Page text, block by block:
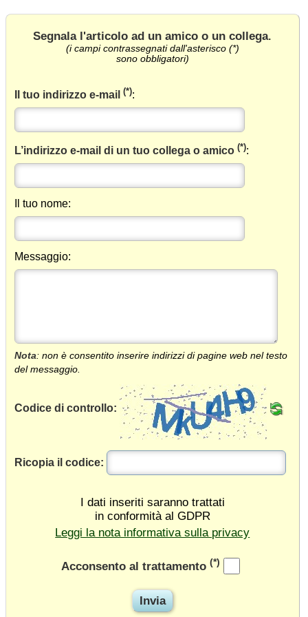
Segnala l'articolo ad un amico o un collega.
(i campi contrassegnati dall'asterisco (*)
sono obbligatori)
Il tuo indirizzo e-mail(*):
L’indirizzo e-mail di un tuo collega o amico(*):
Il tuo nome:
Messaggio:
Nota: non è consentito inserire indirizzi di pagine web nel testo
del messaggio.
Codice di controllo:
Ricopia il codice:
I dati inseriti saranno trattati
in conformità al GDPR
Leggi la nota informativa sulla privacy
Acconsento al trattamento (*)